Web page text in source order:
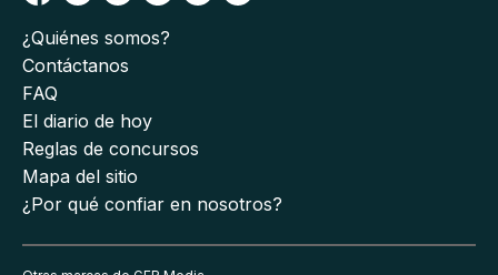
¿Quiénes somos?
Contáctanos
FAQ
El diario de hoy
Reglas de concursos
Mapa del sitio
¿Por qué confiar en nosotros?